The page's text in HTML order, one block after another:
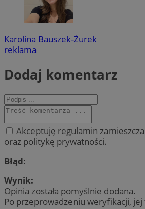
Karolina Bauszek-Żurek
reklama
Dodaj komentarz
Akceptuję regulamin
oraz politykę prywatności.
Błąd:
Wynik:
Opinia została pomyślnie dodana.
Po przeprowadzeniu weryfikacji,